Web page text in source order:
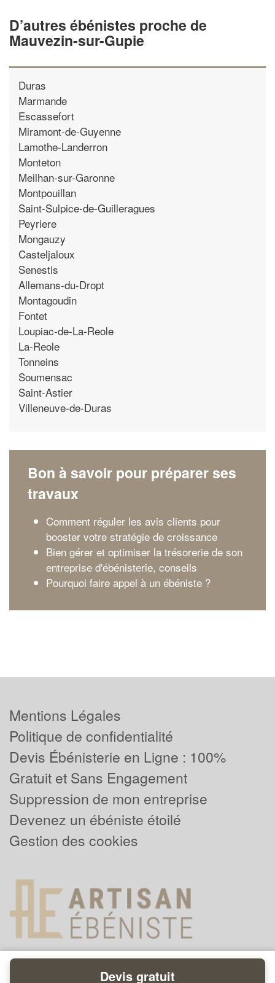
D’autres ébénistes proche de
Mauvezin-sur-Gupie
Duras
Marmande
Escassefort
Miramont-de-Guyenne
Lamothe-Landerron
Monteton
Meilhan-sur-Garonne
Montpouillan
Saint-Sulpice-de-Guilleragues
Peyriere
Mongauzy
Casteljaloux
Senestis
Allemans-du-Dropt
Montagoudin
Fontet
Loupiac-de-La-Reole
La-Reole
Tonneins
Soumensac
Saint-Astier
Villeneuve-de-Duras
Bon à savoir pour préparer ses
travaux
Comment réguler les avis clients pour
booster votre stratégie de croissance
Bien gérer et optimiser la trésorerie de son
entreprise d'ébénisterie, conseils
Pourquoi faire appel à un ébéniste ?
Mentions Légales
Politique de confidentialité
Devis Ébénisterie en Ligne : 100%
Gratuit et Sans Engagement
Suppression de mon entreprise
Devenez un ébéniste étoilé
Gestion des cookies
Devis gratuit